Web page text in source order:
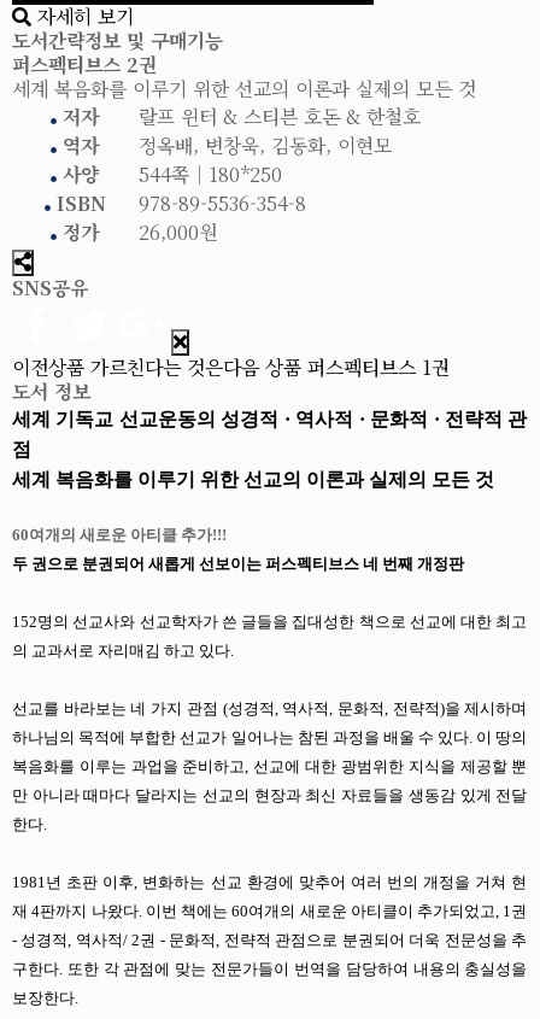
자세히 보기
도서간략정보 및 구매기능
퍼스펙티브스 2권
세계 복음화를 이루기 위한 선교의 이론과 실제의 모든 것
저자
랄프 윈터 & 스티븐 호돈 & 한철호
역자
정옥배, 변창욱, 김동화, 이현모
사양
544쪽│180*250
ISBN
978-89-5536-354-8
정가
26,000원
SNS공유
이전상품 가르친다는 것은다음 상품 퍼스펙티브스 1권
도서 정보
세계 기독교 선교운동의 성경적 · 역사적 · 문화적 · 전략적 관
점
세계 복음화를 이루기 위한 선교의 이론과 실제의 모든 것
60여개의 새로운 아티클 추가!!!
두 권으로 분권되어 새롭게 선보이는 퍼스펙티브스 네 번째 개정판
152명의 선교사와 선교학자가 쓴 글들을 집대성한 책으로 선교에 대한 최고
의 교과서로 자리매김 하고 있다.
선교를 바라보는 네 가지 관점 (성경적, 역사적, 문화적, 전략적)을 제시하며
하나님의 목적에 부합한 선교가 일어나는 참된 과정을 배울 수 있다. 이 땅의
복음화를 이루는 과업을 준비하고, 선교에 대한 광범위한 지식을 제공할 뿐
만 아니라 때마다 달라지는 선교의 현장과 최신 자료들을 생동감 있게 전달
한다.
1981년 초판 이후, 변화하는 선교 환경에 맞추어 여러 번의 개정을 거쳐 현
재 4판까지 나왔다. 이번 책에는 60여개의 새로운 아티클이 추가되었고, 1권
- 성경적, 역사적/ 2권 - 문화적, 전략적 관점으로 분권되어 더욱 전문성을 추
구한다. 또한 각 관점에 맞는 전문가들이 번역을 담당하여 내용의 충실성을
보장한다.